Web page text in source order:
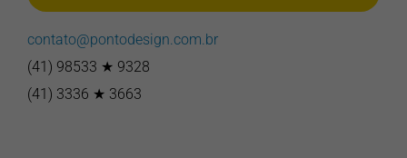
contato@pontodesign.com.br
(41) 98533 ★ 9328
(41) 3336 ★ 3663